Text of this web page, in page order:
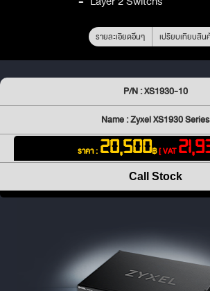
รายละเอียดอื่นๆ เปรียบเทียบสิน
P/N : XS1930-10
Name : Zyxel XS1930 Series
ราคา : 20,500฿[ VAT
Call Stock